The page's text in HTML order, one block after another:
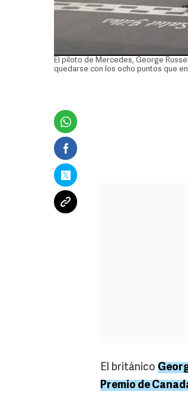
El piloto de Mercedes, George
quedarse con los ocho puntos que
El británico
Premio de